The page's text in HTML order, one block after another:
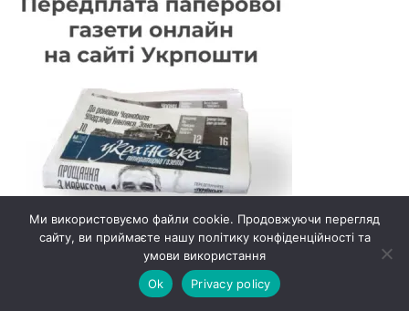
Ми використовуємо файли cookie. Продовжуючи перегляд
сайту, ви приймаєте нашу політику конфіденційності та
умови використання
Ok
Privacy policy